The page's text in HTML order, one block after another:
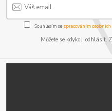
Souhlasím se zpracováním
Můžete se kdykoli odhlásit.